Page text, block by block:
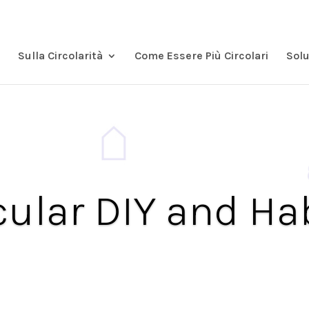
Sulla Circolarità Come Essere Più Circolari
DIY and